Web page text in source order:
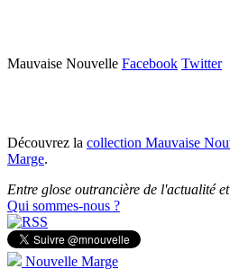
Mauvaise Nouvelle Facebook Twitter
Découvrez la collection Mauvaise
Marge.
Entre glose outrancière de l'actualité
Qui sommes-nous ?
Nouvelle Marge